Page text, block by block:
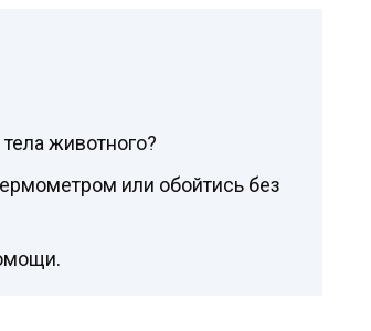
животного?
или обойтись без